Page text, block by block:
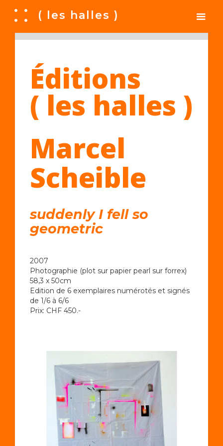
A ( les halles )
Éditions
( les halles )
Marcel
Scheible
suddenly I fell so
geometric
2007
Photographie (plot sur papier pearl sur forrex)
58,3 x 50cm
Edition de 6 exemplaires numérotés et signés
de 1/6 à 6/6
Prix: CHF 450.-